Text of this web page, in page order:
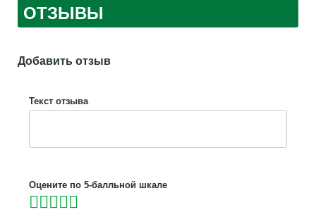
ОТЗЫВЫ
Добавить отзыв
Текст отзыва
Оцените по 5-балльной шкале